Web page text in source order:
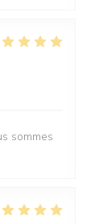
sommes